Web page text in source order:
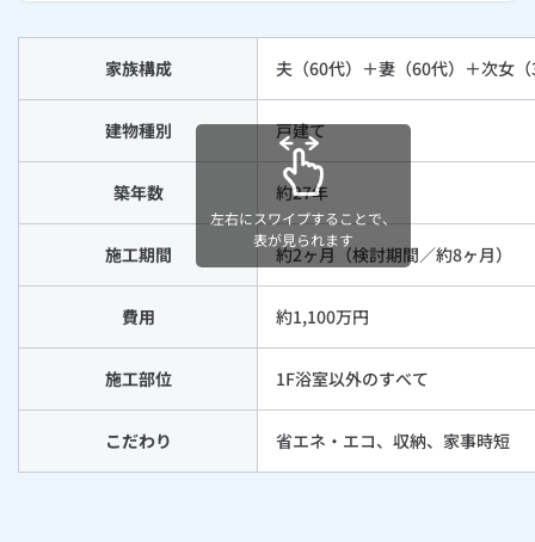
家族構成 夫（60代）＋妻（60代）＋次女
建物種別 戸建て
築年数 約27年
施工期間 約2ヶ月（検討期間／約8ヶ月）
費用 約1,100万円
施工部位 1F浴室以外のすべて
こだわり 省エネ・エコ、収納、家事時短
左右にスワイプすることで、
表が見られます